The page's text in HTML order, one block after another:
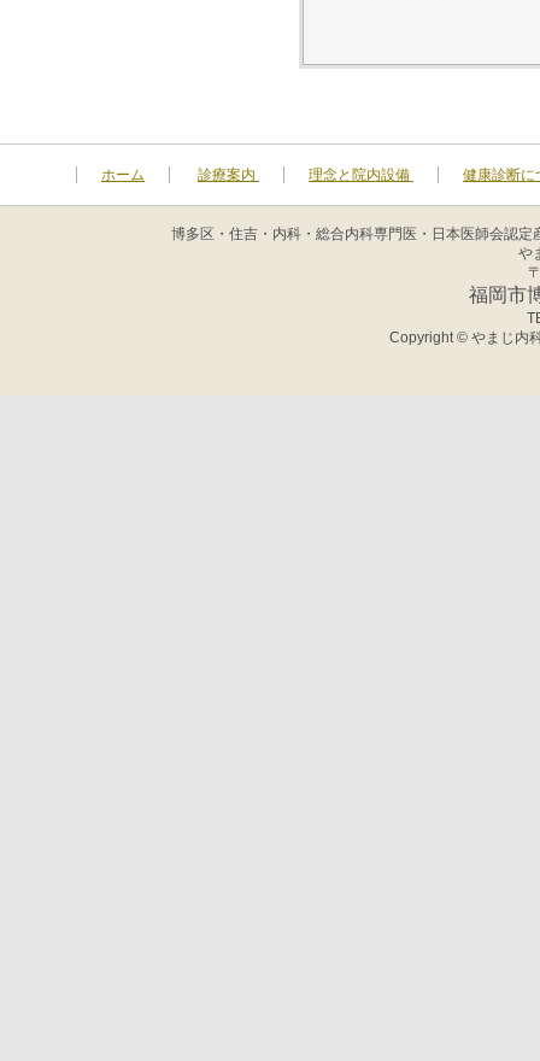
ホーム 診療案内 理念と院内設備 健康診断に
博多区・住吉・内科・総合内科専門医・日本医師会認
や
福岡市
Copyright © やまじ内